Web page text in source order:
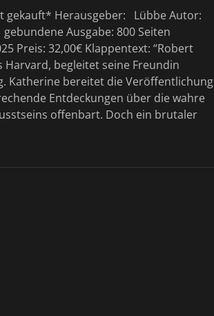
gekauft* Herausgeber: ‎ Lübbe Autor:
Ausgabe: 800 Seiten
Preis: 32,00€ Klappentext: “Robert
Harvard, begleitet seine Freundin
Katherine bereitet die Veröffentlichung
Entdeckungen über die wahre
offenbart. Doch ein brutaler